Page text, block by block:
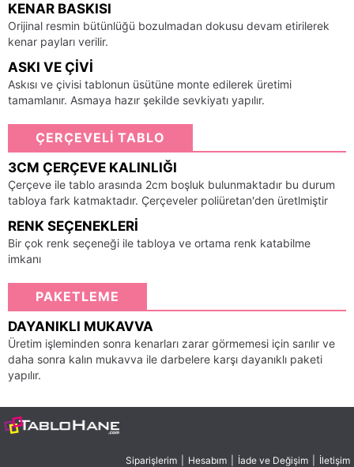
KENAR BASKISI
Orijinal resmin bütünlüğü bozulmadan dokusu devam etirilerek
kenar payları verilir.
ASKI VE ÇIVI
Askısı ve çivisi tablonun üsütüne monte edilerek üretimi
tamamlanır. Asmaya hazır şekilde sevkiyatı yapılır.
ÇERÇEVELİ TABLO
3CM ÇERÇEVE KALINLIĞI
Çerçeve ile tablo arasında 2cm boşluk bulunmaktadır bu durum
tabloya fark katmaktadır. Çerçeveler poliüretan'den üretlmiştir
RENK SEÇENEKLERI
Bir çok renk seçeneği ile tabloya ve ortama renk katabilme
imkanı
PAKETLEME
DAYANIKLI MUKAVVA
Üretim işleminden sonra kenarları zarar görmemesi için sarılır ve
daha sonra kalın mukavva ile darbelere karşı dayanıklı paketi
yapılır.
Siparişlerim Hesabım İade ve Değişim İletişim